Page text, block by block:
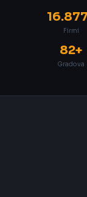
Firmi
82+
Gradova